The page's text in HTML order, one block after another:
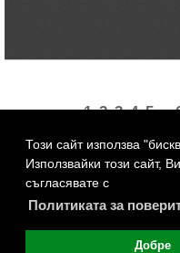
Този сайт използва
Използвайки този сайт,
съгласявате с
Политиката за
Добре
« 1 2 3 4 5 ...
260
За достъп до
номера й в